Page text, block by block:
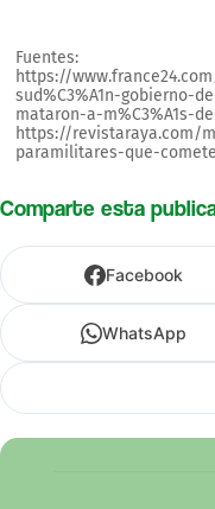
Fuentes:
https://
sud%C3%A1n-gobierno-
mataron-a-m%C3%A1s-
https://revistaraya.com/
paramilitares-que-
Comparte esta
Facebook
WhatsApp